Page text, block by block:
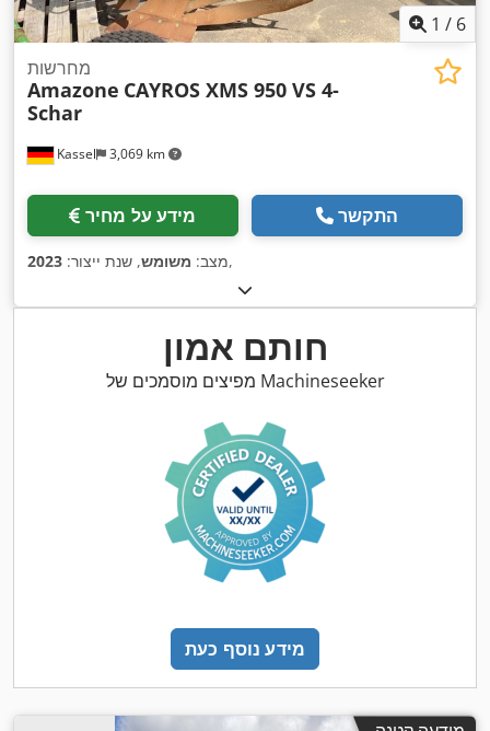
1 / 6
Kassel 3,069 km
מחרשות
Amazone CAYROS XMS 950 VS 4-
Schar
מידע על מחיר התקשר
מצב: משומש, שנת ייצור: 2023 ,
חותם אמון
מפיצים מוסמכים של Machineseeker
מידע נוסף כעת